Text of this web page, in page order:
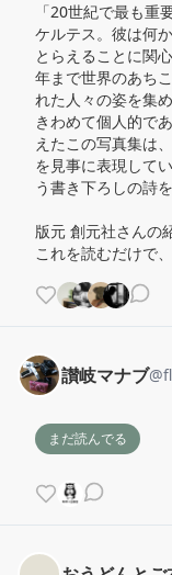
「20世紀で最も重
ケルテス。彼は何
とらえることに関
年まで世界のあち
れた人々の姿を集
きわめて個人的で
えたこの写真集は
を見事に表現して
う書き下ろしの詩
版元 創元社さんの
これを読むだけで
讃岐マナブ@
まだ読んでる